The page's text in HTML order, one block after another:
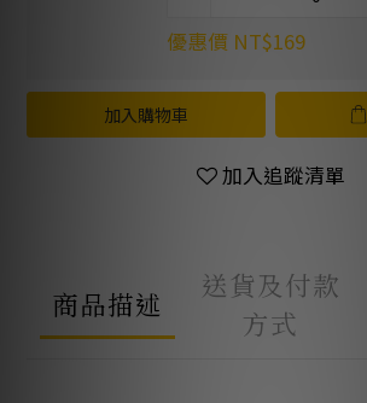
優惠價 NT$169
加入購物車
加入追蹤清單
商品描述
送貨及付款
方式